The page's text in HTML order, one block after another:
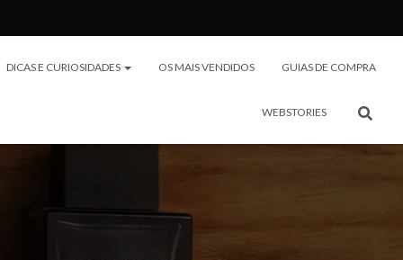
DICAS E CURIOSIDADES OS MAIS VENDIDOS GUIAS DE COMPRA
WEBSTORIES